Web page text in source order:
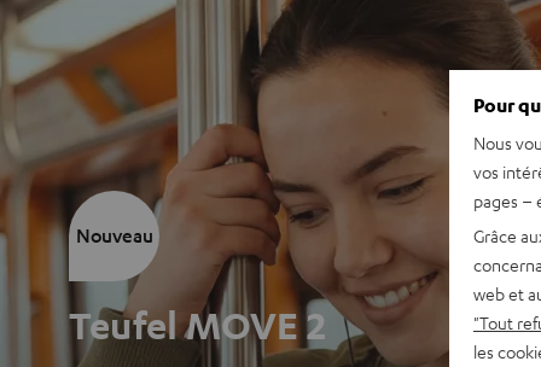
Teufel MOVE 2
Nouveau
Pour
Nous
vos
pages –
Grâce
web et
"Tout
les